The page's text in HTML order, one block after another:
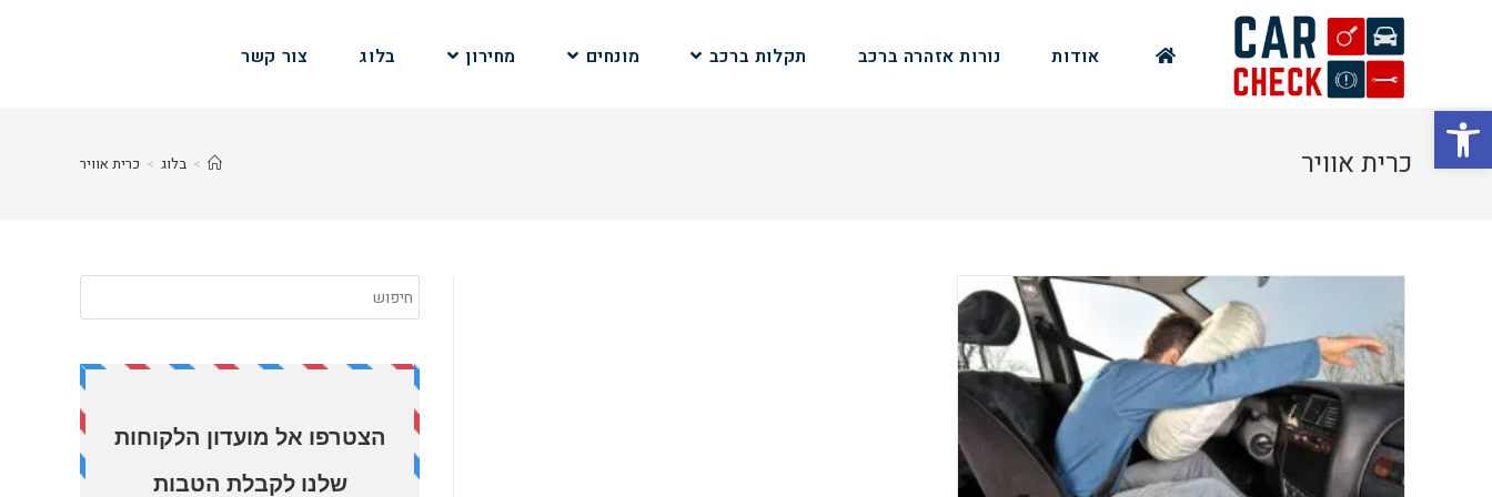
פתח סרגל נגישות
אודות נורות אזהרה ברכב תקלות ברכב מונחים מחירון בלוג צור קשר
כרית אוויר > בלוג > כרית אוויר